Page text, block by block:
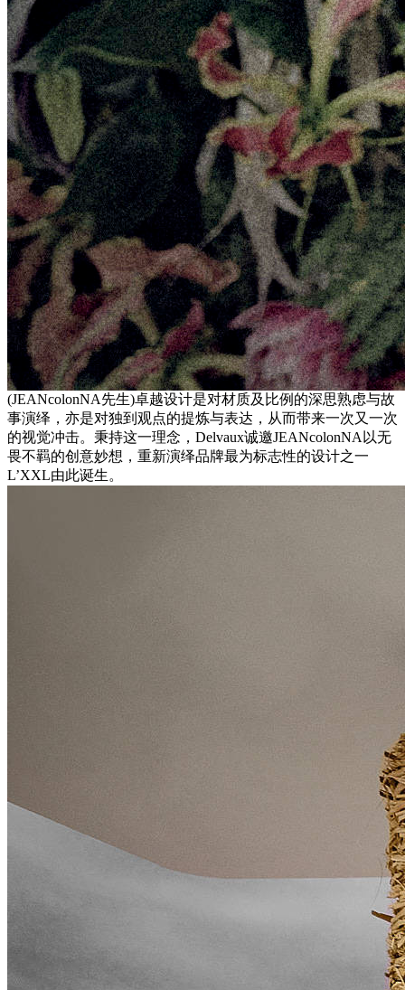
(JEANcolonNA先生)卓越设计是对材质及比例的深思熟虑与故
事演绎，亦是对独到观点的提炼与表达，从而带来一次又一次
的视觉冲击。秉持这一理念，Delvaux诚邀JEANcolonNA以无
畏不羁的创意妙想，重新演绎品牌最为标志性的设计之一
L’XXL由此诞生。